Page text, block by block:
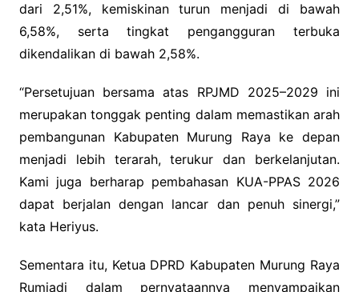
dari 2,51%, kemiskinan turun menjadi di bawah
6,58%, serta tingkat pengangguran terbuka
dikendalikan di bawah 2,58%.
“Persetujuan bersama atas RPJMD 2025–2029 ini
merupakan tonggak penting dalam memastikan arah
pembangunan Kabupaten Murung Raya ke depan
menjadi lebih terarah, terukur dan berkelanjutan.
Kami juga berharap pembahasan KUA-PPAS 2026
dapat berjalan dengan lancar dan penuh sinergi,”
kata Heriyus.
Sementara itu, Ketua DPRD Kabupaten Murung Raya
Rumiadi dalam pernyataannya menyampaikan